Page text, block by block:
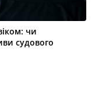
чи
судового